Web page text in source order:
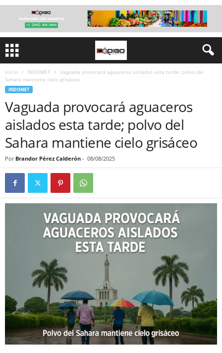
Inicio INDOMET
Vaguada provocará aguaceros aislados esta tarde; polvo del
Sahara mantiene cielo grisáceo
INDOMET
Vaguada provocará aguaceros
aislados esta tarde; polvo del
Sahara mantiene cielo grisáceo
Por Brandor Pérez Calderón - 08/08/2025